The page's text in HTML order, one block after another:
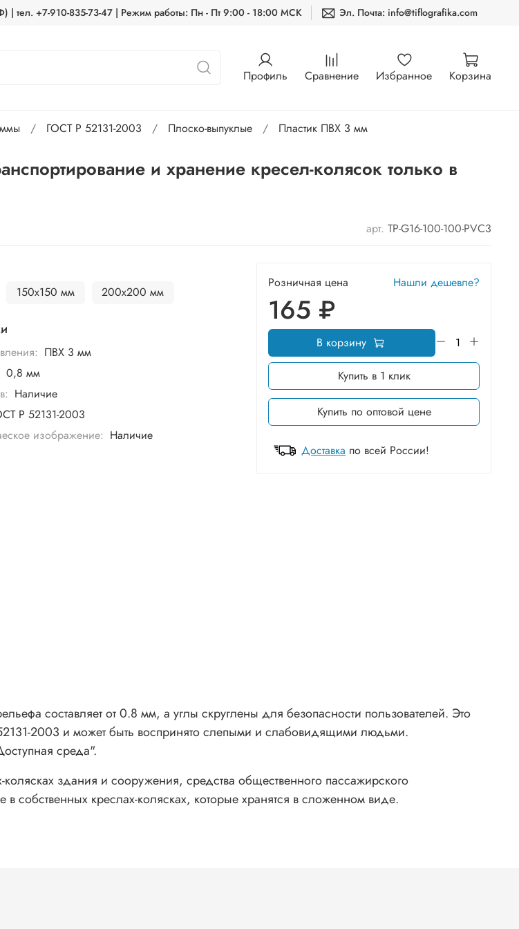
| тел. +7-910-835-73-47 | Режим работы: Пн - Пт 9:00 - 18:00 МСК Эл. Почта: info@tiflografika.com
Профиль Сравнение Избранное Корзина
ГОСТ Р 52131-2003 Плоско-выпуклые Пластик ПВХ 3 мм
и хранение кресел-колясок только в
арт. TP-G16-100-100-PVC3
150х150 мм 200х200 мм
ПВХ 3 мм
0,8 мм
Наличие
Р 52131-2003
изображение: Наличие
Розничная цена Нашли дешевле?
165 ₽
В корзину
Купить в 1 клик
Купить по оптовой цене
Доставка по всей России!
составляет от 0.8 мм, а углы скруглены для безопасности пользователей. Это
2003 и может быть воспринято слепыми и слабовидящими людьми.
среда".
здания и сооружения, средства общественного пассажирского
собственных креслах-колясках, которые хранятся в сложенном виде.